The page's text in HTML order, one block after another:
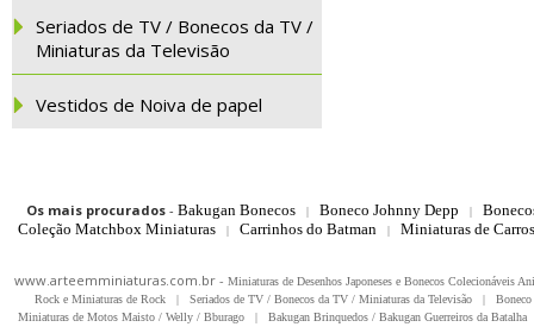
Seriados de TV / Bonecos da TV /
Miniaturas da Televisão
Vestidos de Noiva de papel
Os mais procurados- Bakugan Bonecos | Boneco Johnny Depp |
Coleção Matchbox Miniaturas
| Carrinhos do Batman | Miniaturas de
www.arteemminiaturas.com.br - Miniaturas de Desenhos Japoneses e Bonecos Colecionáveis
Rock e Miniaturas de Rock
| Seriados de TV / Bonecos da TV / Miniaturas da Televisão |
Miniaturas de Motos Maisto / Welly / Bburago
| Bakugan Brinquedos / Bakugan Guerreiros da Batalha